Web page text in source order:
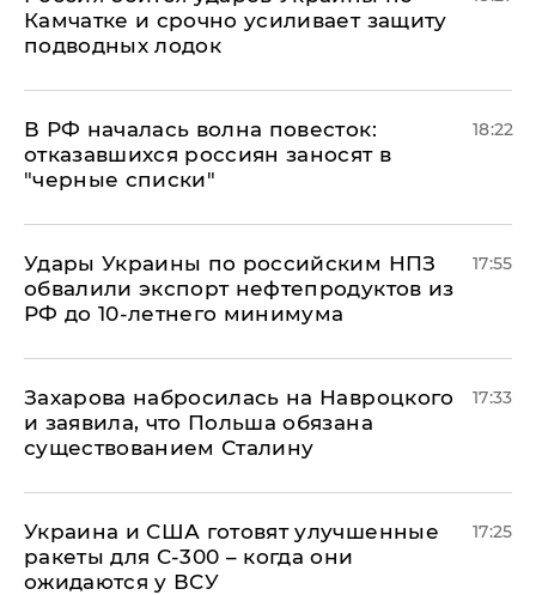
Камчатке и срочно усиливает защиту
подводных лодок
​В РФ началась волна повесток:
отказавшихся россиян заносят в
"черные списки"
18:22
Удары Украины по российским НПЗ
обвалили экспорт нефтепродуктов из
РФ до 10-летнего минимума
17:55
​Захарова набросилась на Навроцкого
и заявила, что Польша обязана
существованием Сталину
17:33
Украина и США готовят улучшенные
ракеты для С-300 – когда они
ожидаются у ВСУ
17:25